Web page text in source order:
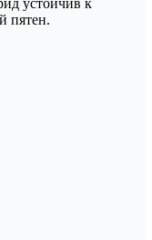
устойчив к
пятен.